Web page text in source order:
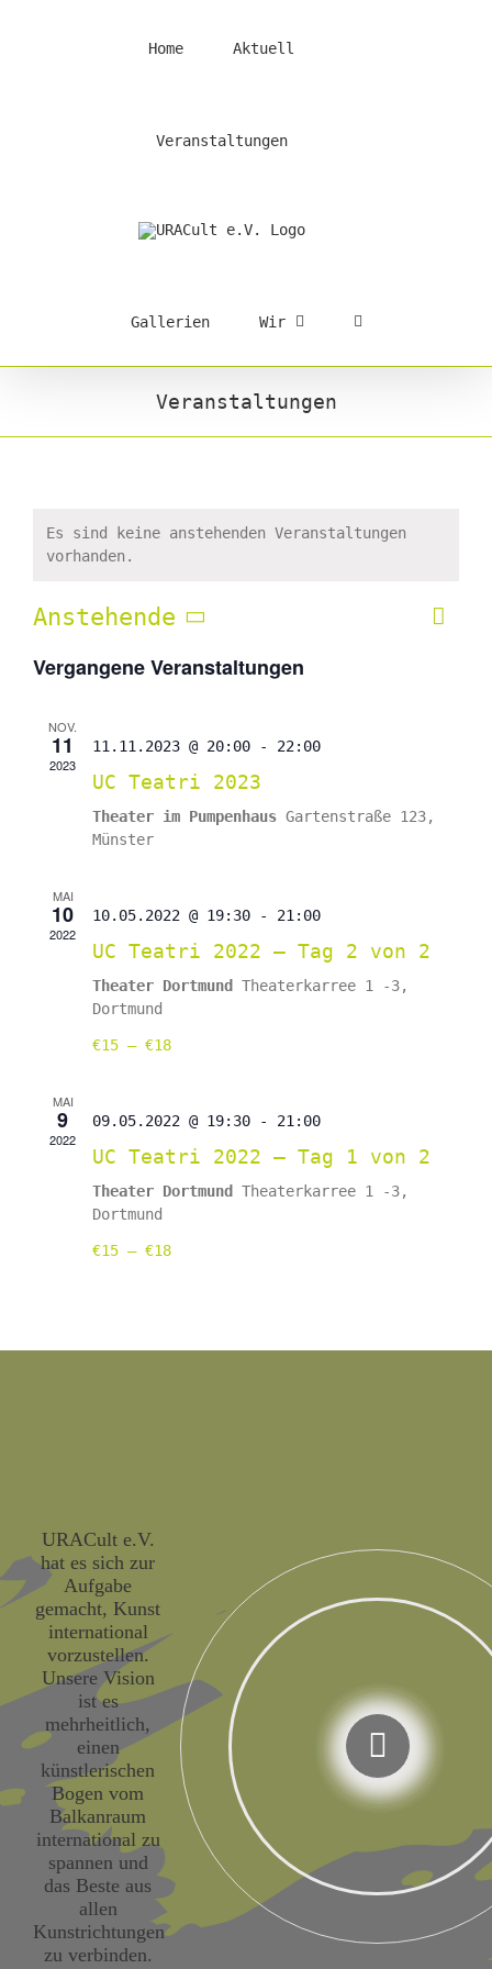
Home Aktuell
Veranstaltungen
Gallerien Wir
Veranstaltungen
Es sind keine anstehenden Veranstaltungen
vorhanden.
Liste
Anstehende
wählen.
Vergangene Veranstaltungen
NOV.
11
2023
11.11.2023 @ 20:00 - 22:00
UC Teatri 2023
Theater im Pumpenhaus Gartenstraße 123,
Münster
MAI
10
2022
10.05.2022 @ 19:30 - 21:00
UC Teatri 2022 – Tag 2 von 2
Theater Dortmund Theaterkarree 1 -3,
Dortmund
€15 – €18
MAI
9
2022
09.05.2022 @ 19:30 - 21:00
UC Teatri 2022 – Tag 1 von 2
Theater Dortmund Theaterkarree 1 -3,
Dortmund
€15 – €18
URACult e.V.
hat es sich zur
Aufgabe
gemacht, Kunst
international
vorzustellen.
Unsere Vision
ist es
mehrheitlich,
einen
künstlerischen
Bogen vom
Balkanraum
international zu
spannen und
das Beste aus
allen
Kunstrichtungen
zu verbinden.